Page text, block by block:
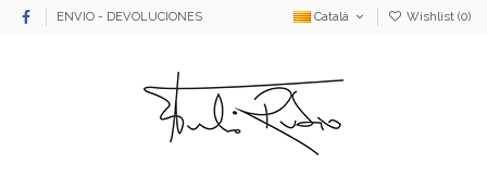
ENVIO - DEVOLUCIONES Català Wishlist (0)